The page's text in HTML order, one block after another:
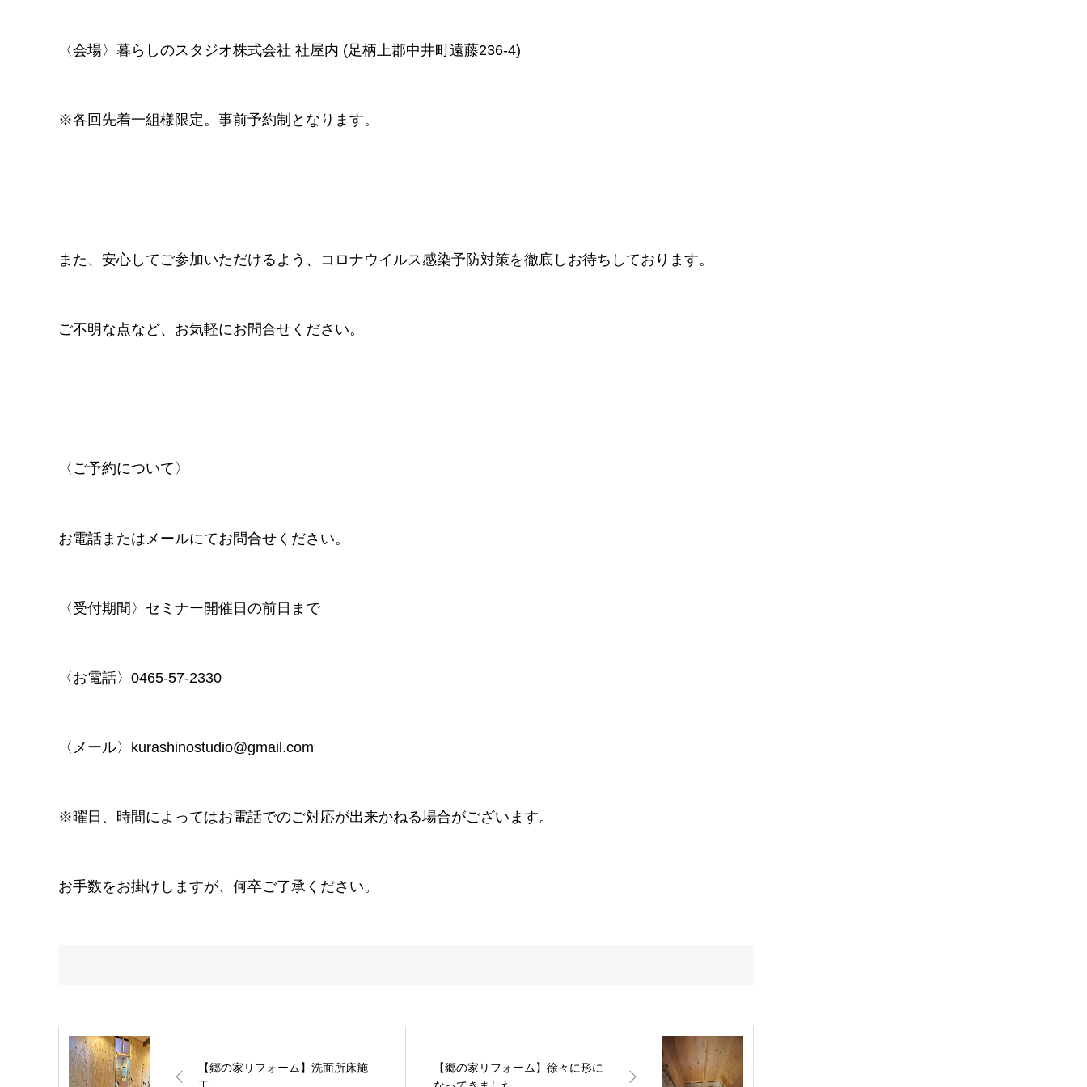
〈会場〉暮らしのスタジオ株式会社 社屋内 (足柄上郡中井町遠藤236-4)
※各回先着一組様限定。事前予約制となります。
また、安心してご参加いただけるよう、コロナウイルス感染予防対策を徹底しお待ちしております。
ご不明な点など、お気軽にお問合せください。
〈ご予約について〉
お電話またはメールにてお問合せください。
〈受付期間〉セミナー開催日の前日まで
〈お電話〉0465-57-2330
〈メール〉kurashinostudio@gmail.com
※曜日、時間によってはお電話でのご対応が出来かねる場合がございます。
お手数をお掛けしますが、何卒ご了承ください。
【郷の家リフォーム】洗面所床施
【郷の家リフォーム】徐々に形に